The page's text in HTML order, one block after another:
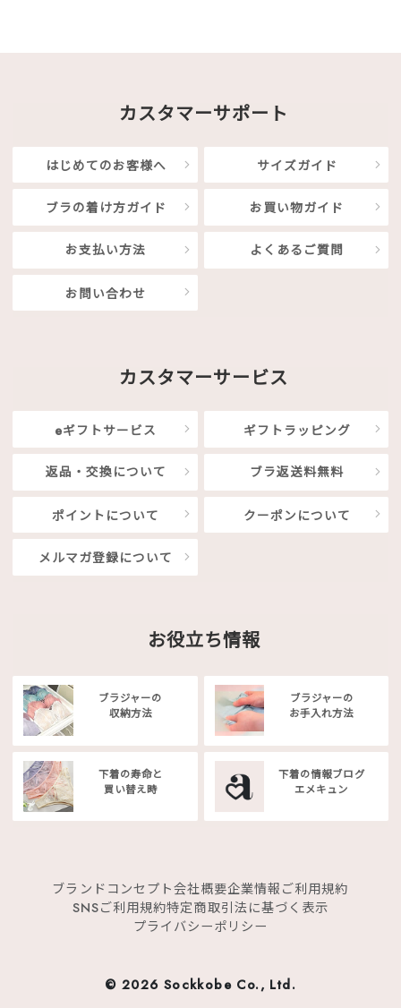
カスタマーサポート
はじめてのお客様へ サイズガイド
ブラの着け方ガイド お買い物ガイド
お支払い方法 よくあるご質問
お問い合わせ
カスタマーサービス
eギフトサービス ギフトラッピング
返品・交換について ブラ返送料無料
ポイントについて クーポンについて
メルマガ登録について
お役立ち情報
ブラジャーの
収納方法
ブラジャーの
お手入れ方法
下着の寿命と
買い替え時
下着の情報ブログ
エメキュン
ブランドコンセプト会社概要企業情報 ご利用規約
SNSご利用規約特定商取引法に基づく表示
プライバシーポリシー
© 2026 Sockkobe Co., Ltd.